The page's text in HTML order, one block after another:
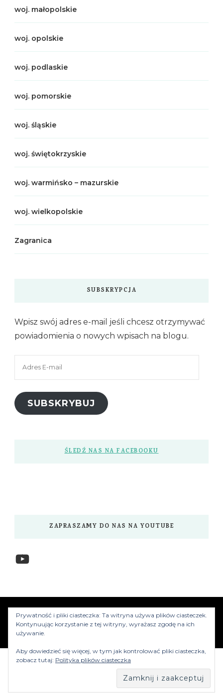
woj. małopolskie
woj. opolskie
woj. podlaskie
woj. pomorskie
woj. śląskie
woj. świętokrzyskie
woj. warmińsko – mazurskie
woj. wielkopolskie
Zagranica
SUBSKRYPCJA
Wpisz swój adres e-mail jeśli chcesz otrzymywać
powiadomienia o nowych wpisach na blogu.
SUBSKRYBUJ
ŚLEDŹ NAS NA FACEBOOKU
ZAPRASZAMY DO NAS NA YOUTUBE
YouTube
www.myzwiedzamy.pl Vilva | Stworzony przez
Blossom Themes.Silnik:WordPress
Prywatność i pliki ciasteczka: Ta witryna używa plików ciasteczek.
Kontynuując korzystanie z tej witryny, wyrażasz zgodę na ich
używanie.
Aby dowiedzieć się więcej, w tym jak kontrolować pliki ciasteczka,
zobacz tutaj: Polityka plików ciasteczka